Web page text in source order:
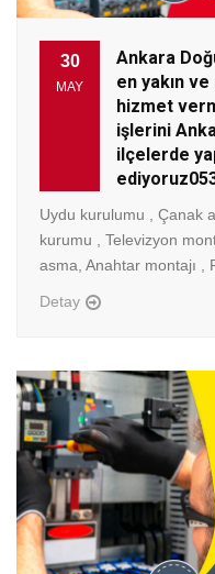
30
MAY
Ankara
en yakın
hizmet
işlerini
ilçelerde
Uydu kurulumu , Çanak
kurumu , Televizyon
asma, Anahtar montajı ,
Detay